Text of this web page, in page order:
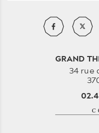
GRAND
34 rue